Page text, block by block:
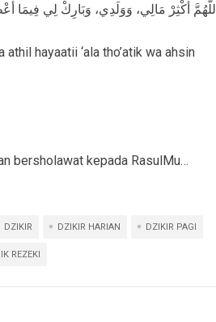
اللَّهُمَّ أكْثِرْ مَالِي، وَوَلَدِي، وَبَارِكْ لِي
hayaatii ‘ala tho’atik wa ahsin
bersholawat kepada RasulMu…
DZIKIR DZIKIR HARIAN DZIKIR PAGI
REZEKI